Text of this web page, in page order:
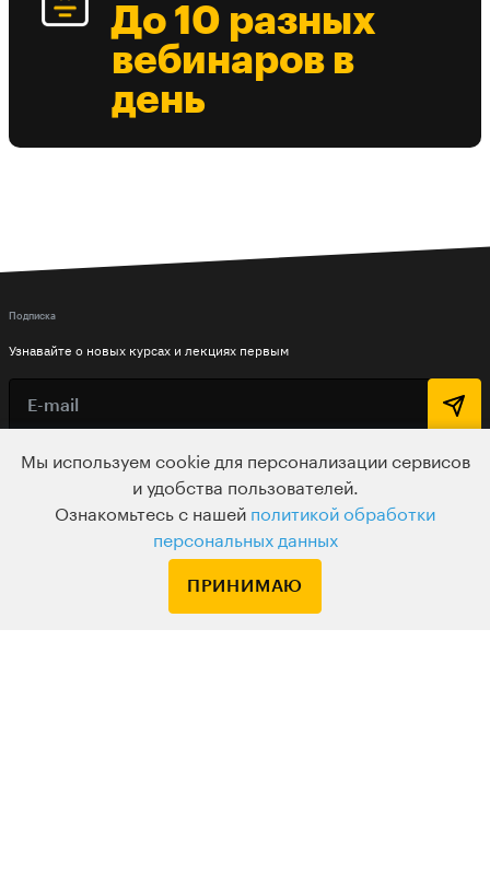
До 10 разных
вебинаров в
день
По вопросам обращайтесь на
HELLO@LEVELVAN.RU
Подписка
Узнавайте о новых курсах и лекциях первым
Мы используем cookie для персонализации сервисов
и удобства пользователей.
Ознакомьтесь с нашей политикой обработки
персональных данных
ПРИНИМАЮ